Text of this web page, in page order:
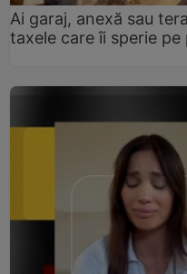
Ai garaj, anexă sau
taxele care îi sperie